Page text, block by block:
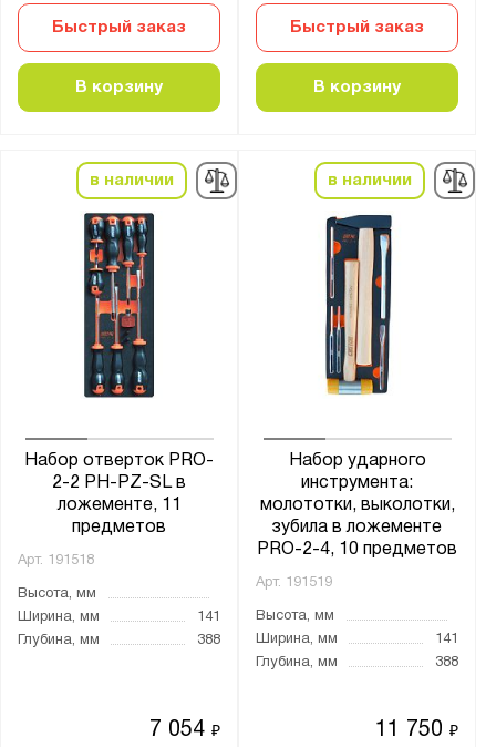
Быстрый заказ
В корзину
Быстрый заказ
В корзину
в наличии
Набор отверток PRO-
2-2 PH-PZ-SL в
ложементе, 11
предметов
Арт. 191518
Высота, мм
Ширина, мм
141
Глубина, мм
388
7 054₽
в наличии
Набор ударного
инструмента:
молототки, выколотки,
зубила в ложементе
PRO-2-4, 10 предметов
Арт. 191519
Высота, мм
Ширина, мм
141
Глубина, мм
388
11 750₽